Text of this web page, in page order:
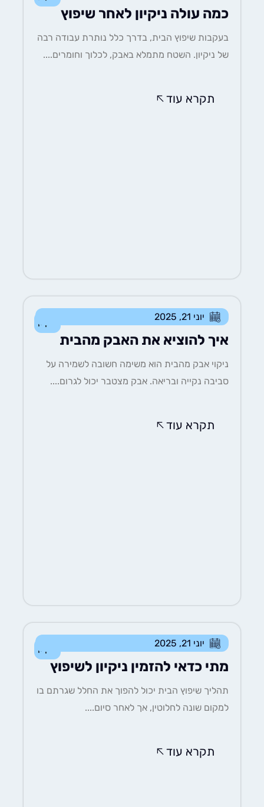
כמה עולה ניקיון לאחר שיפוץ
בעקבות שיפוץ הבית, בדרך כלל נותרת עבודה רבה
של ניקיון. השטח מתמלא באבק, לכלוך וחומרים....
תקרא עוד
יוני 21, 2025
איך להוציא את האבק מהבית
ניקוי אבק מהבית הוא משימה חשובה לשמירה על
סביבה נקייה ובריאה. אבק מצטבר יכול לגרום....
תקרא עוד
יוני 21, 2025
מתי כדאי להזמין ניקיון לשיפוץ
תהליך שיפוץ הבית יכול להפוך את החלל שגרתם בו
למקום שונה לחלוטין, אך לאחר סיום....
תקרא עוד